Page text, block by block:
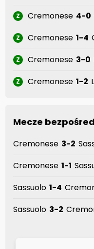
Z Cremonese 4-0
Z Cremonese 1-4
Z Cremonese 3-0
Z Cremonese 1-2
Mecze
Cremonese 3-2
Cremonese 1-1
Sassuolo 1-4
Sassuolo 3-2